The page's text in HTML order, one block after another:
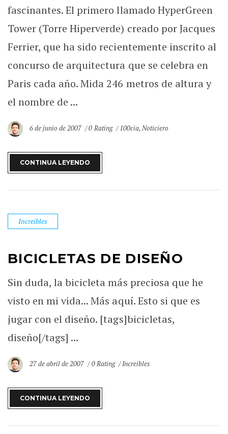
fascinantes. El primero llamado HyperGreen
Tower (Torre Hiperverde) creado por Jacques
Ferrier, que ha sido recientemente inscrito al
concurso de arquitectura que se celebra en
Paris cada año. Mida 246 metros de altura y
el nombre de ...
6 de junio de 2007 0 Rating 100cia,Noticiero
CONTINUA LEYENDO
Increibles
BICICLETAS DE DISEÑO
Sin duda, la bicicleta más preciosa que he
visto en mi vida... Más aquí. Esto si que es
jugar con el diseño. [tags]bicicletas,
diseño[/tags] ...
27 de abril de 2007 0 Rating Increibles
CONTINUA LEYENDO